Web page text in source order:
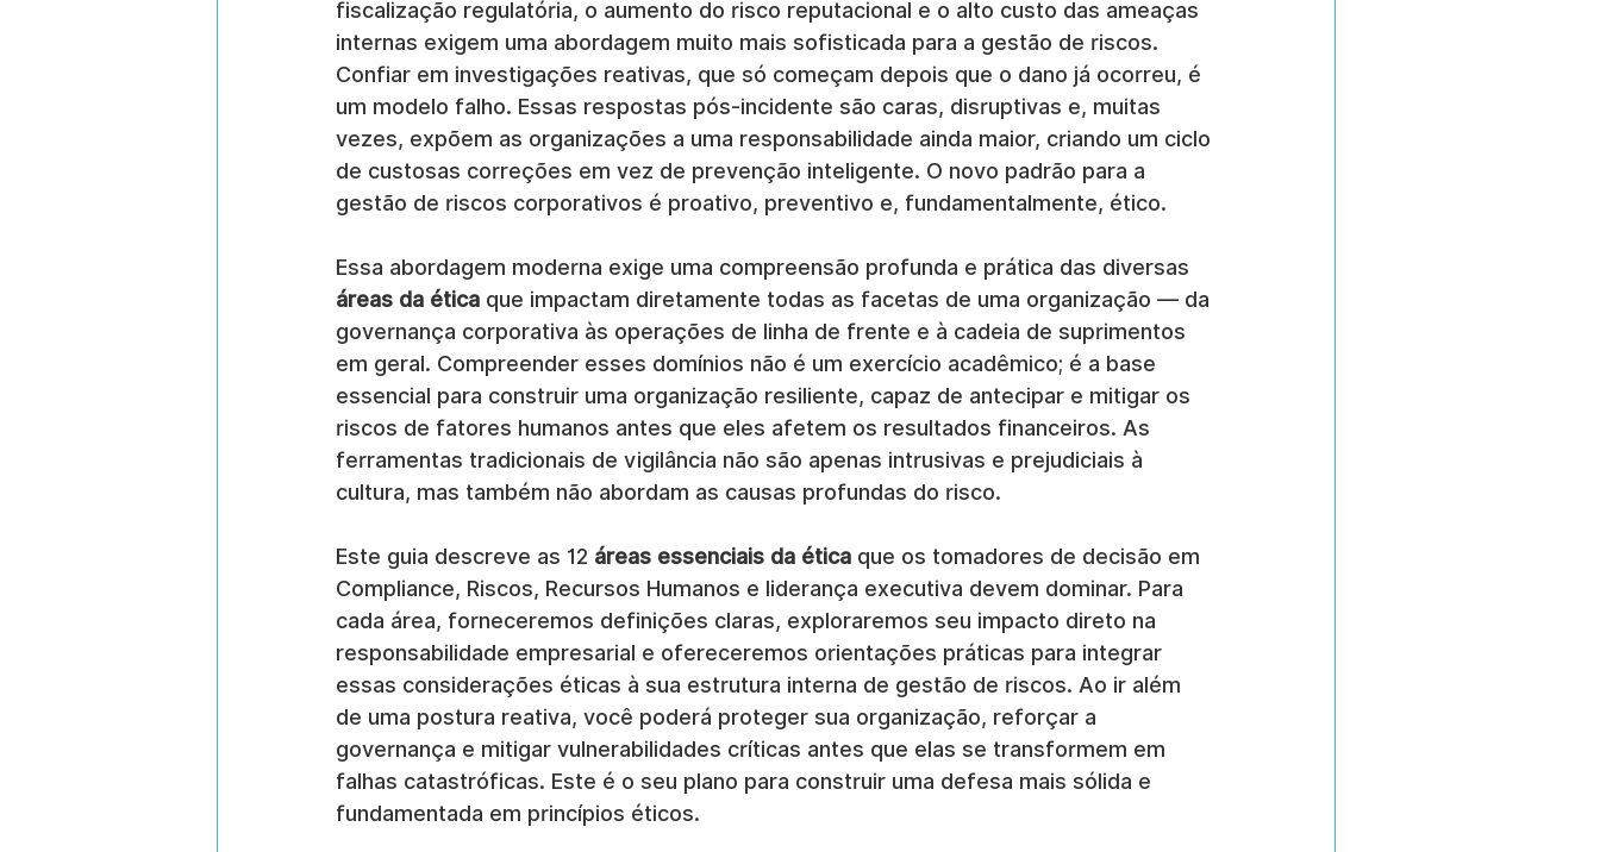
fiscalização regulatória, o aumento do risco reputacional e o alto custo das ameaças
internas exigem uma abordagem muito mais sofisticada para a gestão de riscos.
Confiar em investigações reativas, que só começam depois que o dano já ocorreu, é
um modelo falho. Essas respostas pós-incidente são caras, disruptivas e, muitas
vezes, expõem as organizações a uma responsabilidade ainda maior, criando um ciclo
de custosas correções em vez de prevenção inteligente. O novo padrão para a
gestão de riscos corporativos é proativo, preventivo e, fundamentalmente, ético.
Essa abordagem moderna exige uma compreensão profunda e prática das diversas
áreas da ética que impactam diretamente todas as facetas de uma organização — da
governança corporativa às operações de linha de frente e à cadeia de suprimentos
em geral. Compreender esses domínios não é um exercício acadêmico; é a base
essencial para construir uma organização resiliente, capaz de antecipar e mitigar os
riscos de fatores humanos antes que eles afetem os resultados financeiros. As
ferramentas tradicionais de vigilância não são apenas intrusivas e prejudiciais à
cultura, mas também não abordam as causas profundas do risco.
Este guia descreve as 12 áreas essenciais da ética que os tomadores de decisão em
Compliance, Riscos, Recursos Humanos e liderança executiva devem dominar. Para
cada área, forneceremos definições claras, exploraremos seu impacto direto na
responsabilidade empresarial e ofereceremos orientações práticas para integrar
essas considerações éticas à sua estrutura interna de gestão de riscos. Ao ir além
de uma postura reativa, você poderá proteger sua organização, reforçar a
governança e mitigar vulnerabilidades críticas antes que elas se transformem em
falhas catastróficas. Este é o seu plano para construir uma defesa mais sólida e
fundamentada em princípios éticos.